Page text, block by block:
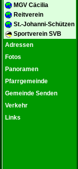
MGV Cäcilia
Reitverein
St.-Johanni-Schützen
Sportverein SVB
Adressen
Fotos
Panoramen
Pfarrgemeinde
Gemeinde Senden
Verkehr
Links